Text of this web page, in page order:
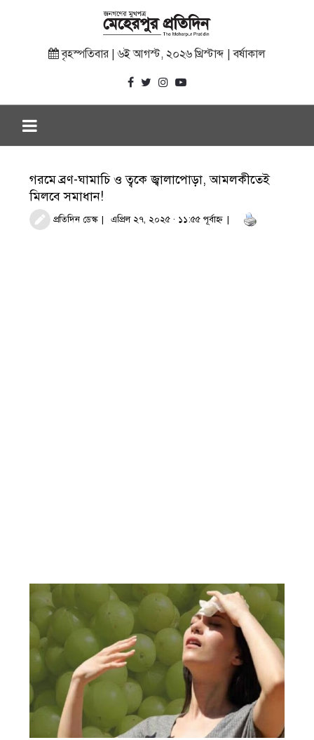
বৃহস্পতিবার | ৬ই আগস্ট, ২০২৬ খ্রিস্টাব্দ | বর্ষাকাল
গরমে ব্রণ-ঘামাচি ও ত্বকে জ্বালাপোড়া, আমলকীতেই
মিলবে সমাধান!
প্রতিদিন ডেস্ক এপ্রিল ২৭, ২০২৫ · ১১:৫৫ পূর্বাহ্ণ